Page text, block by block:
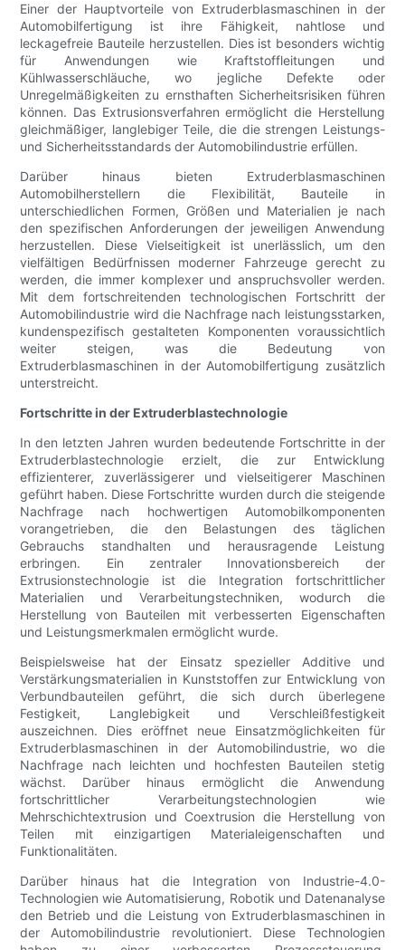
Einer der Hauptvorteile von Extruderblasmaschinen in der
Automobilfertigung ist ihre Fähigkeit, nahtlose und
leckagefreie Bauteile herzustellen. Dies ist besonders wichtig
für Anwendungen wie Kraftstoffleitungen und
Kühlwasserschläuche, wo jegliche Defekte oder
Unregelmäßigkeiten zu ernsthaften Sicherheitsrisiken führen
können. Das Extrusionsverfahren ermöglicht die Herstellung
gleichmäßiger, langlebiger Teile, die die strengen Leistungs-
und Sicherheitsstandards der Automobilindustrie erfüllen.
Darüber hinaus bieten Extruderblasmaschinen
Automobilherstellern die Flexibilität, Bauteile in
unterschiedlichen Formen, Größen und Materialien je nach
den spezifischen Anforderungen der jeweiligen Anwendung
herzustellen. Diese Vielseitigkeit ist unerlässlich, um den
vielfältigen Bedürfnissen moderner Fahrzeuge gerecht zu
werden, die immer komplexer und anspruchsvoller werden.
Mit dem fortschreitenden technologischen Fortschritt der
Automobilindustrie wird die Nachfrage nach leistungsstarken,
kundenspezifisch gestalteten Komponenten voraussichtlich
weiter steigen, was die Bedeutung von
Extruderblasmaschinen in der Automobilfertigung zusätzlich
unterstreicht.
Fortschritte in der Extruderblastechnologie
In den letzten Jahren wurden bedeutende Fortschritte in der
Extruderblastechnologie erzielt, die zur Entwicklung
effizienterer, zuverlässigerer und vielseitigerer Maschinen
geführt haben. Diese Fortschritte wurden durch die steigende
Nachfrage nach hochwertigen Automobilkomponenten
vorangetrieben, die den Belastungen des täglichen
Gebrauchs standhalten und herausragende Leistung
erbringen. Ein zentraler Innovationsbereich der
Extrusionstechnologie ist die Integration fortschrittlicher
Materialien und Verarbeitungstechniken, wodurch die
Herstellung von Bauteilen mit verbesserten Eigenschaften
und Leistungsmerkmalen ermöglicht wurde.
Beispielsweise hat der Einsatz spezieller Additive und
Verstärkungsmaterialien in Kunststoffen zur Entwicklung von
Verbundbauteilen geführt, die sich durch überlegene
Festigkeit, Langlebigkeit und Verschleißfestigkeit
auszeichnen. Dies eröffnet neue Einsatzmöglichkeiten für
Extruderblasmaschinen in der Automobilindustrie, wo die
Nachfrage nach leichten und hochfesten Bauteilen stetig
wächst. Darüber hinaus ermöglicht die Anwendung
fortschrittlicher Verarbeitungstechnologien wie
Mehrschichtextrusion und Coextrusion die Herstellung von
Teilen mit einzigartigen Materialeigenschaften und
Funktionalitäten.
Darüber hinaus hat die Integration von Industrie-4.0-
Technologien wie Automatisierung, Robotik und Datenanalyse
den Betrieb und die Leistung von Extruderblasmaschinen in
der Automobilindustrie revolutioniert. Diese Technologien